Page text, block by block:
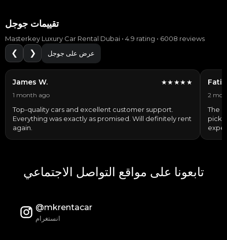
تقييمات جوجل
Masterkey Luxury Car Rental Dubai • 4.9 rating • 6008 reviews
❮ ❯ عرض على جوجل
James W. ★★★★★
1 month ago
Top-quality cars and excellent customer support.
Everything was exactly as promised. Will definitely rent
again.
2
The
تابعونا على مواقع التواصل الاجتماعي
@mkrentacar
انستغرام